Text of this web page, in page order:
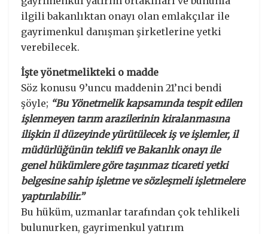
ilgili bakanlıktan onayı olan emlakçılar ile
gayrimenkul danışman şirketlerine yetki
verebilecek.
İşte yönetmelikteki o madde
Söz konusu 9’uncu maddenin 21’nci bendi
şöyle; “Bu Yönetmelik kapsamında tespit edilen
işlenmeyen tarım arazilerinin kiralanmasına
ilişkin il düzeyinde yürütülecek iş ve işlemler, il
müdürlüğünün teklifi ve Bakanlık onayı ile
genel hükümlere göre taşınmaz ticareti yetki
belgesine sahip işletme ve sözleşmeli işletmelere
yaptırılabilir.”
Bu hüküm, uzmanlar tarafından çok tehlikeli
bulunurken, gayrimenkul yatırım